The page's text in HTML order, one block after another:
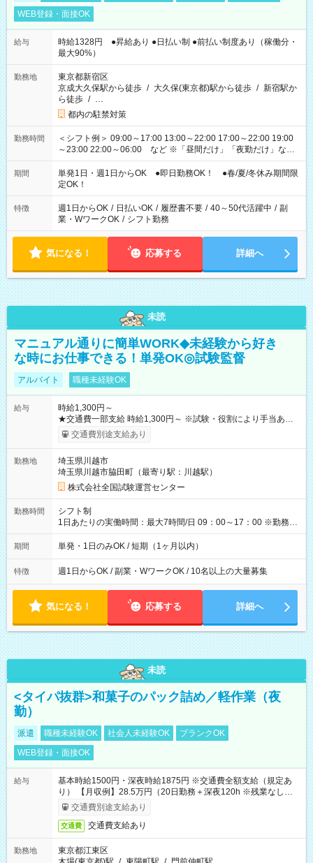
WEB登録・面接OK
給与
時給1328円 ●昇給あり ●日払い制 ●前払い制度あり（稼働分・
最大90%）
勤務地
東京都新宿区
京成大久保駅から徒歩 / 大久保(東京都)駅から徒歩 / 新宿駅か
ら徒歩 / …
都内の駐禁対策
勤務時間
＜シフト例＞ 09:00～17:00 13:00～22:00 17:00～22:00 19:00
～23:00 22:00～06:00 など ※「昼間だけ」「夜勤だけ」など
の希望OK
期間
単発1日・週1日からOK ●即日勤務OK！ ●春/夏/冬休み期間限
定OK！
特徴 週1日からOK / 日払いOK / 履歴書不要 / 40～50代活躍中 / 副
業・WワークOK / シフト勤務
気になる！ 応募する 詳細へ
未読
マニュアル通りに簡単WORK◆未経験から好き
な時にお仕事できる！単発OK◎試験監督
アルバイト 職種未経験OK
給与
時給1,300円～
★交通費一部支給 時給1,300円～ ※試験・役割により手当あり
※勤務回数により昇給あり 【即給（前払い）オプションあ
り！】 希望される場合、勤務から1週間ほどで給与の一部を受け
例】 ・河合塾模擬試験 8:30～17:30（休憩1時間） 時給1,300円
×8時間＝日収10,400円＋交通費 ※当日の役割により時給＋100
円の場合あり ・国家試験 7:00～13:30（休憩なし） 時給1,300
円（役割手当＋100円）×6時間＝日収8,400円＋交通費 【試用期
間】試用期間なし
交通費別途支給あり
勤務地
埼玉県川越市
埼玉県川越市脇田町（最寄り駅：川越駅）
株式会社全国試験運営センター
勤務時間
シフト制
1日あたりの実働時間：最大7時間/日 09：00～17：00 ※勤務時
間は 試験により異なります。
期間 単発・1日のみOK / 短期（1ヶ月以内）
特徴 週1日からOK / 副業・WワークOK / 10名以上の大量募集
気になる！ 応募する 詳細へ
未読
<タイパ抜群>和菓子のパック詰め／軽作業（夜
勤）
派遣 職種未経験OK 社会人未経験OK
ブランクOK
WEB登録・面接OK
給与
基本時給1500円・深夜時給1875円 ※交通費全額支給（規定あ
り） 【月収例】28.5万円（20日勤務＋深夜120h ※残業なしの場
合）交通費別途支給あり
交通費 交通費支給あり
勤務地
東京都江東区